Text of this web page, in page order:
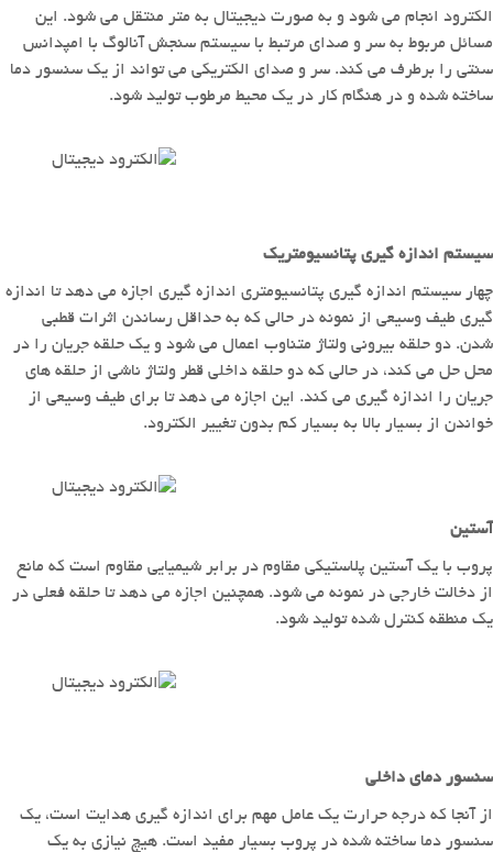
الکترود انجام می شود و به صورت دیجیتال به متر منتقل می شود. این
مسائل مربوط به سر و صدای مرتبط با سیستم سنجش آنالوگ با امپدانس
سنتی را برطرف می کند. سر و صدای الکتریکی می تواند از یک سنسور دما
ساخته شده و در هنگام کار در یک محیط مرطوب تولید شود.
سیستم اندازه گیری پتانسیومتریک
چهار سیستم اندازه گیری پتانسیومتری اندازه گیری اجازه می دهد تا اندازه
گیری طیف وسیعی از نمونه در حالی که به حداقل رساندن اثرات قطبی
شدن. دو حلقه بیرونی ولتاژ متناوب اعمال می شود و یک حلقه جریان را در
محل حل می کند، در حالی که دو حلقه داخلی قطر ولتاژ ناشی از حلقه های
جریان را اندازه گیری می کند. این اجازه می دهد تا برای طیف وسیعی از
خواندن از بسیار بالا به بسیار کم بدون تغییر الکترود.
آستین
پروب با یک آستین پلاستیکی مقاوم در برابر شیمیایی مقاوم است که مانع
از دخالت خارجی در نمونه می شود. همچنین اجازه می دهد تا حلقه فعلی در
یک منطقه کنترل شده تولید شود.
سنسور دمای داخلی
از آنجا که درجه حرارت یک عامل مهم برای اندازه گیری هدایت است، یک
سنسور دما ساخته شده در پروب بسیار مفید است. هیچ نیازی به یک